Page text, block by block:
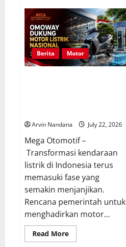
849
Testarossa
Resmi
Hadir
di
Indonesia,
Supercar
Ikonik
dengan
Berita Motor
Arvin Nandana July 22, 2026
Mega Otomotif –
Transformasi kendaraan
listrik di Indonesia terus
memasuki fase yang
semakin menjanjikan.
Rencana pemerintah untuk
menghadirkan motor...
Read MoreRead
more